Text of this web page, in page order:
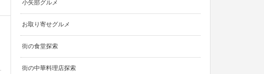
小矢部グルメ
お取り寄せグルメ
街の食堂探索
街の中華料理店探索